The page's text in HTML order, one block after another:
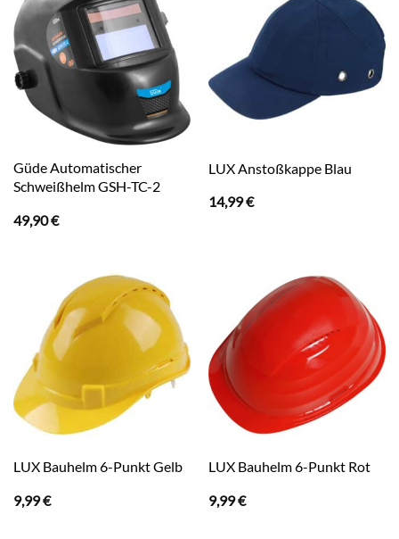
Güde Automatischer
Schweißhelm GSH-TC-2
49,90€
LUX Anstoßkappe Blau
14,99€
LUX Bauhelm 6-Punkt Gelb
9,99€
LUX Bauhelm 6-Punkt Rot
9,99€